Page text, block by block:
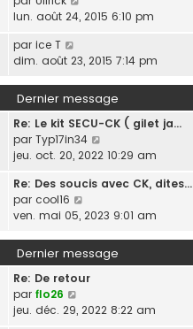
lun. août 24, 2015 6:10 pm
par ice T
dim. août 23, 2015 7:14 pm
Dernier message
Re: Le kit SECU-CK ( gilet ja…
par Typ17in34
o
r
e
e
r
e
jeu. oct. 20, 2022 10:29 am
Re: Des soucis avec CK, dites…
par cool16
o
l
e
e
ven. mai 05, 2023 9:01 am
Dernier message
Re: De retour
par flo26
o
jeu. déc. 29, 2022 8:22 am